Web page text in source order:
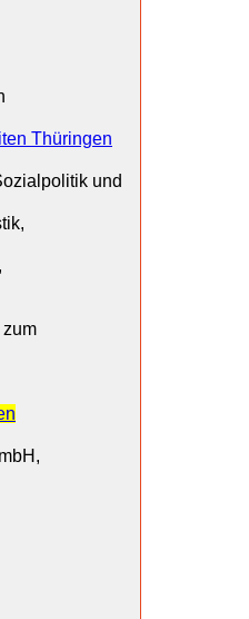
Thüringen
und